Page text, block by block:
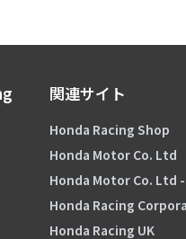
関連サイト
Honda Racing Shop
Honda Motor Co. Ltd
Honda Motor Co. Ltd -
Honda Racing
Honda Racing UK